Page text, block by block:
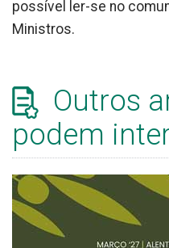
possível ler-se no
Ministros.
Outros
podem